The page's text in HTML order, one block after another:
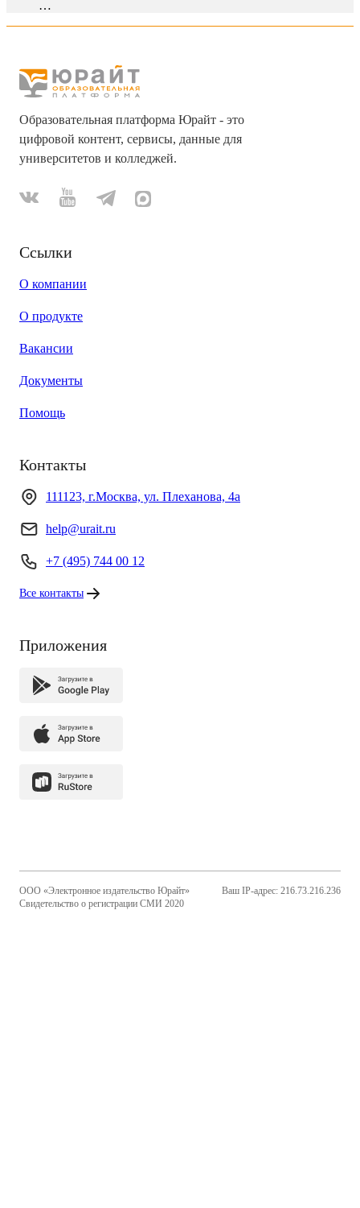
…
Образовательная платформа Юрайт - это
цифровой контент, сервисы, данные для
университетов и колледжей.
Ссылки
О компании
О продукте
Вакансии
Документы
Помощь
Контакты
111123, г.Москва, ул. Плеханова, 4а
help@urait.ru
+7 (495) 744 00 12
Все контакты
Приложения
ООО «Электронное издательство Юрайт»
Свидетельство о регистрации СМИ 2020
Ваш IP-адрес: 216.73.216.236